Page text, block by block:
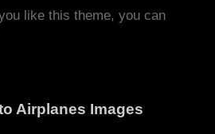
like this theme, you can
Airplanes Images